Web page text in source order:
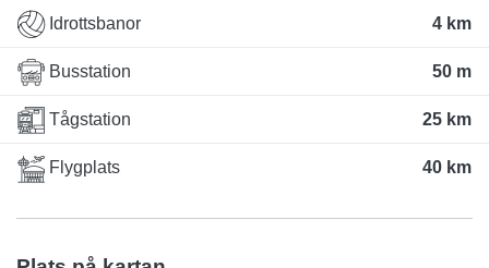
Idrottsbanor 4 km
Busstation 50 m
Tågstation 25 km
Flygplats 40 km